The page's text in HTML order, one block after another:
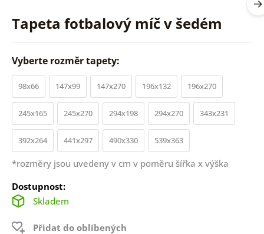
Tapeta fotbalový míč v šedém
Vyberte rozměr tapety:
98x66 147x99 147x270 196x132 196x270
245x165 245x270 294x198 294x270 343x231
392x264 441x297 490x330 539x363
*rozměry jsou uvedeny v cm v poměru šířka x výška
Dostupnost:
Skladem
Přidat do oblíbených